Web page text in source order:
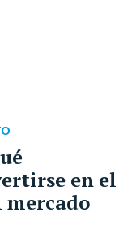
en el
mercado